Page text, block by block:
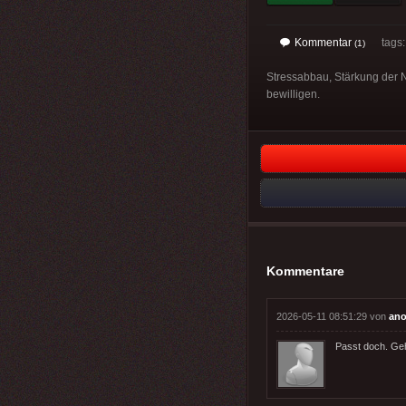
Kommentar (1)
Stressabbau, Stärkung der
bewilligen.
Kommentare
2026-05-11 08:51:29 von
Passt doch.